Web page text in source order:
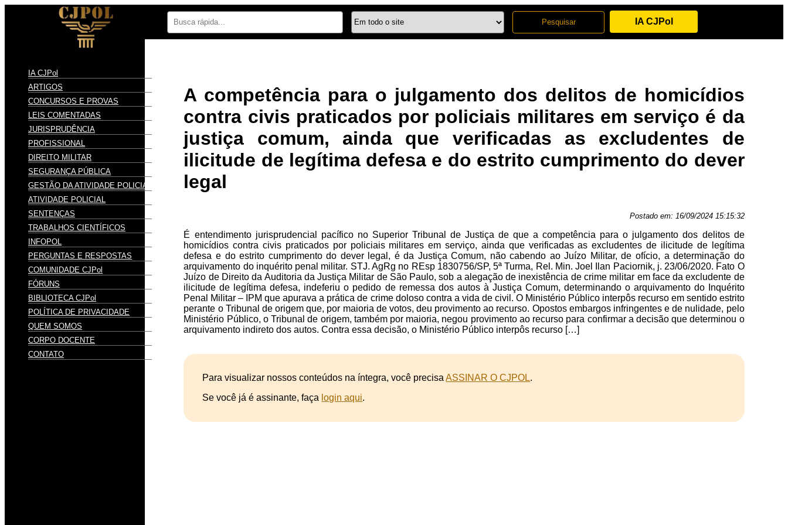
IA CJPol
IA CJPol
ARTIGOS
CONCURSOS E PROVAS
LEIS COMENTADAS
JURISPRUDÊNCIA
PROFISSIONAL
DIREITO MILITAR
SEGURANÇA PÚBLICA
GESTÃO DA ATIVIDADE POLICIAL
ATIVIDADE POLICIAL
SENTENÇAS
TRABALHOS CIENTÍFICOS
INFOPOL
PERGUNTAS E RESPOSTAS
COMUNIDADE CJPol
FÓRUNS
BIBLIOTECA CJPol
POLÍTICA DE PRIVACIDADE
QUEM SOMOS
CORPO DOCENTE
CONTATO
A competência para o julgamento dos delitos de homicídios
contra civis praticados por policiais militares em serviço é da
justiça comum, ainda que verificadas as excludentes de
ilicitude de legítima defesa e do estrito cumprimento do dever
legal
Postado em: 16/09/2024 15:15:32
É entendimento jurisprudencial pacífico no Superior Tribunal de Justiça de que a competência para o julgamento dos delitos de
homicídios contra civis praticados por policiais militares em serviço, ainda que verificadas as excludentes de ilicitude de legítima
defesa e do estrito cumprimento do dever legal, é da Justiça Comum, não cabendo ao Juízo Militar, de ofício, a determinação do
arquivamento do inquérito penal militar. STJ. AgRg no REsp 1830756/SP, 5ª Turma, Rel. Min. Joel Ilan Paciornik, j. 23/06/2020. Fato O
Juízo de Direito da Auditoria da Justiça Militar de São Paulo, sob a alegação de inexistência de crime militar em face da excludente de
ilicitude de legítima defesa, indeferiu o pedido de remessa dos autos à Justiça Comum, determinando o arquivamento do Inquérito
Penal Militar – IPM que apurava a prática de crime doloso contra a vida de civil. O Ministério Público interpôs recurso em sentido estrito
perante o Tribunal de origem que, por maioria de votos, deu provimento ao recurso. Opostos embargos infringentes e de nulidade, pelo
Ministério Público, o Tribunal de origem, também por maioria, negou provimento ao recurso para confirmar a decisão que determinou o
arquivamento indireto dos autos. Contra essa decisão, o Ministério Público interpôs recurso […]
Para visualizar nossos conteúdos na íntegra, você precisaASSINAR O CJPOL.
Se você já é assinante, faça login aqui.